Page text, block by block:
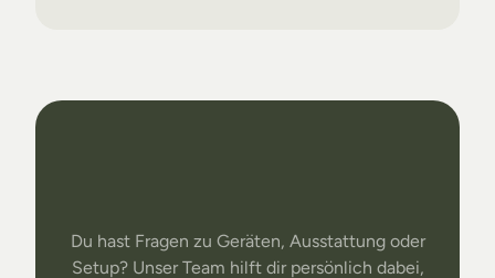
Du hast Fragen zu Geräten, Ausstattung oder
Setup? Unser Team hilft dir persönlich dabei,